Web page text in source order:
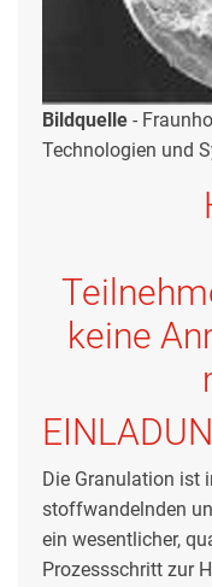
Bildquelle -
Technologien und
keine
Die Granulation ist
stoffwandelnden
ein wesentlicher,
Prozessschritt zur